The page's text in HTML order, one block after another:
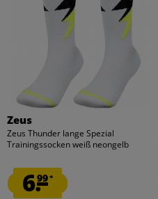
Zeus
Zeus Thunder lange Spezial
Trainingssocken weiß neongelb
6.99*